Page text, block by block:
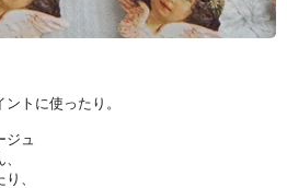
トに使ったり。
ジュ
、